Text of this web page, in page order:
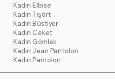
Kadın Elbise
Kadın Tişört
Kadın Büstiyer
Kadın Ceket
Kadın Gömlek
Kadın Jean Pantolon
Kadın Pantolon